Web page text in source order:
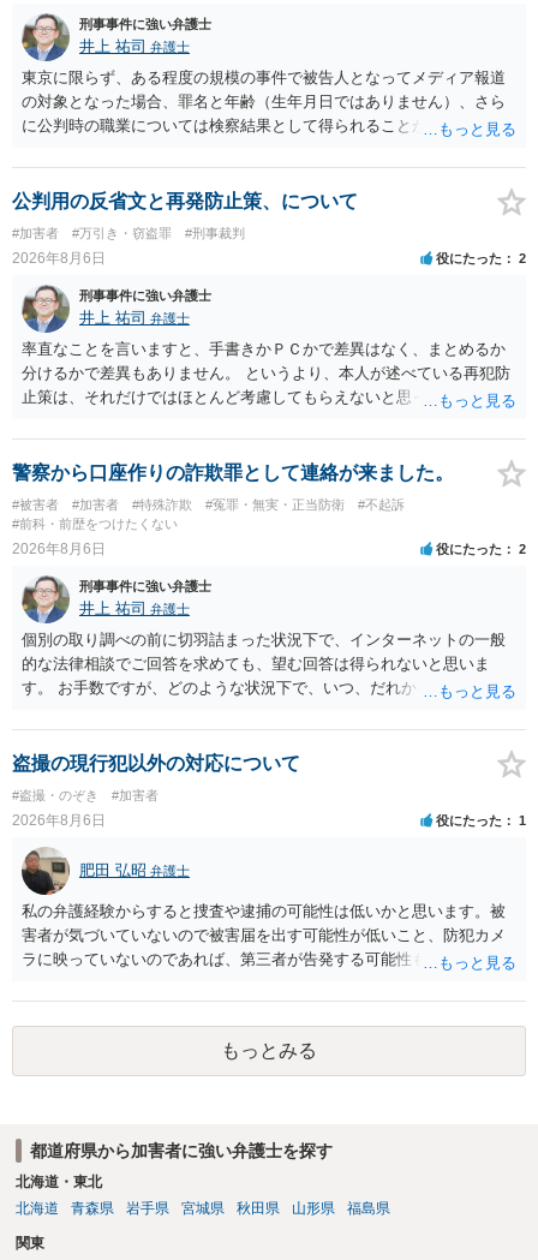
刑事事件に強い弁護士
井上 祐司 弁護士
東京に限らず、ある程度の規模の事件で被告人となってメディア報道
の対象となった場合、罪名と年齢（生年月日ではありません）、さら
に公判時の職業については検察結果として得られることが通常です。
公判用の反省文と再発防止策、について
#加害者 #万引き・窃盗罪 #刑事裁判
2026年8月6日 役にたった 2
刑事事件に強い弁護士
井上 祐司 弁護士
率直なことを言いますと、手書きかＰＣかで差異はなく、まとめるか
分けるかで差異もありません。 というより、本人が述べている再犯防
止策は、それだけではほとんど考慮してもらえないと思った方が良い
やカウンセリング・治療の内容 ・利用している再犯防止策（例えば保
護観察所と連携した職業支援の内容や具体的な就労・監督状況） ・監
督者の証言 など、証拠で担保された客観性と実現可能性があるもので
なければあまり意味がありません。 もともと執行猶予が狙える事案で
あれば本人の反省の言葉だけで十分であり、実刑となるか微妙な事案
いうのが実感です。
警察から口座作りの詐欺罪として連絡が来ました。
#被害者 #加害者 #特殊詐欺 #冤罪・無実・正当防衛
#不起訴
#前科・前歴をつけたくない
2026年8月6日 役にたった 2
刑事事件に強い弁護士
井上 祐司 弁護士
個別の取り調べの前に切羽詰まった状況下で、インターネットの一般
的な法律相談でご回答を求めても、望む回答は得られないと思いま
す。 お手数ですが、どのような状況下で、いつ、だれからどのような
の程度だと聞いているのかということについて、お近くで詳細な法律
相談を受けられたうえで対処方法を探された方がよいと思われます。
一般論でいえば、任意取り調べの場合、ＩＣレコーダーを持参して取
り調べ内容を録音することは必須だと考えます。
盗撮の現行犯以外の対応について
#盗撮・のぞき #加害者
2026年8月6日 役にたった 1
肥田 弘昭 弁護士
私の弁護経験からすると捜査や逮捕の可能性は低いかと思います。被
害者が気づいていないので被害届を出す可能性が低いこと、防犯カメ
ラに映っていないのであれば、第三者が告発する可能性も低いこと、
座る女性を盗撮(全体像写真1枚と5秒程度の動画)してしまいました。下
着や胸など強調したものではありません。」とありますが、少なくと
も捜査段階では性的姿態等撮影罪の被疑事実で逮捕勾留されるケース
が私の弁護経験では多くなった印象です（最終的には不起訴ないし各
もっとみる
都道府県から加害者に強い弁護士を探す
北海道・東北
北海道
青森県 岩手県 宮城県 秋田県 山形県 福島県
関東